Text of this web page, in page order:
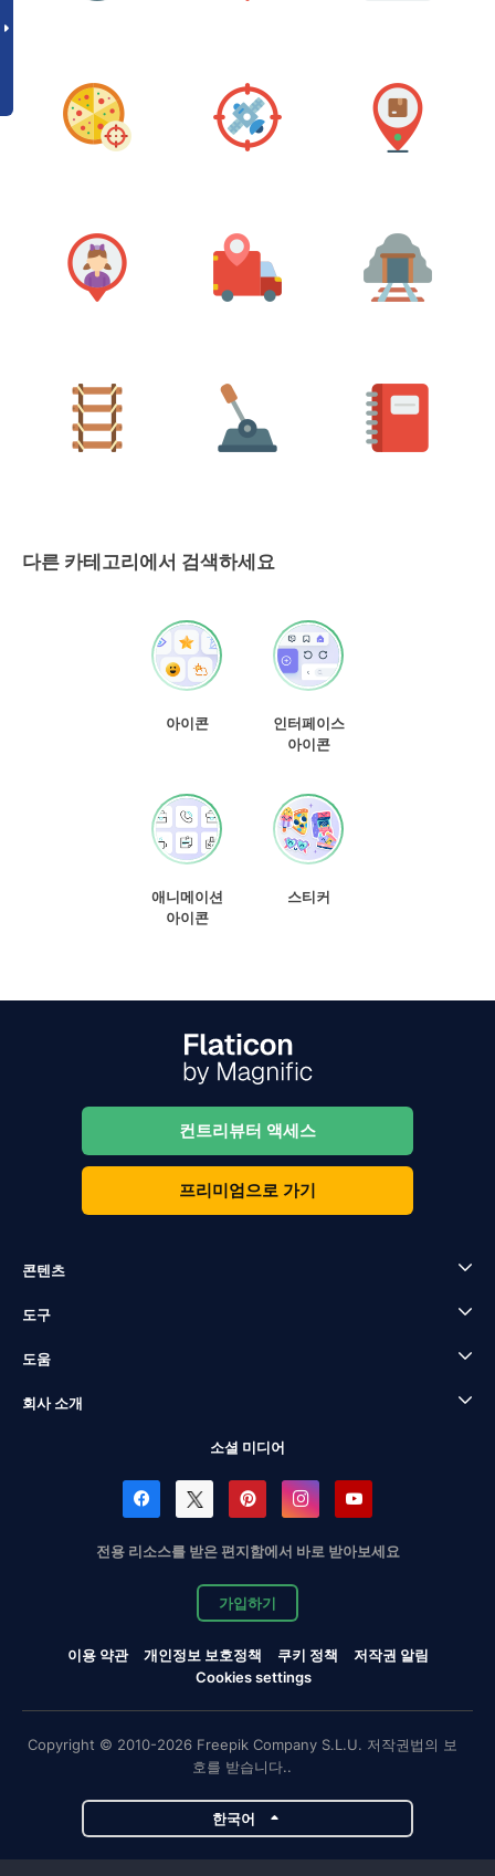
다른 카테고리에서 검색하세요
아이콘
인터페이스
아이콘
애니메이션
아이콘
스티커
컨트리뷰터 액세스
프리미엄으로 가기
콘텐츠
도구
도움
회사 소개
소셜 미디어
전용 리소스를 받은 편지함에서 바로 받아보세요
가입하기
이용 약관 개인정보 보호정책 쿠키 정책
저작권 알림
Cookies settings
Copyright © 2010-2026 Freepik Company S.L.U. 저작권법의 보
호를 받습니다..
한국어